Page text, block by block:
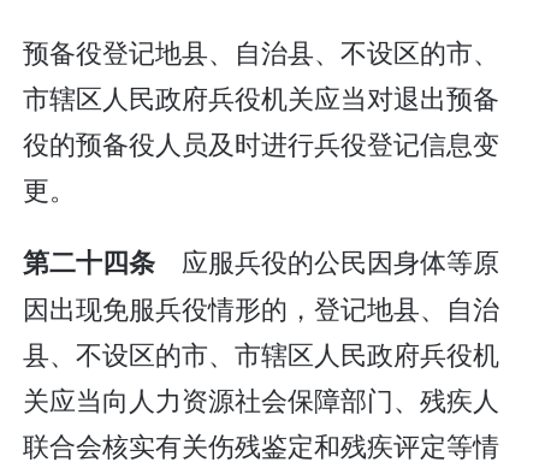
预备役登记地县、自治县、不设区的市、
市辖区人民政府兵役机关应当对退出预备
役的预备役人员及时进行兵役登记信息变
更。
第二十四条 应服兵役的公民因身体等原
因出现免服兵役情形的，登记地县、自治
县、不设区的市、市辖区人民政府兵役机
关应当向人力资源社会保障部门、残疾人
联合会核实有关伤残鉴定和残疾评定等情